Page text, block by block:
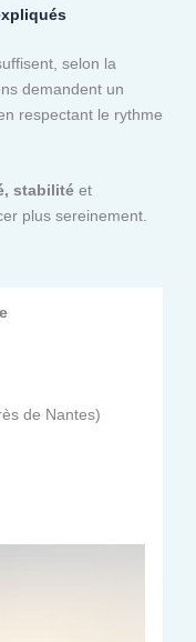
selon la
demandent un
respectant le rythme
stabilité et
plus sereinement.
de Nantes)